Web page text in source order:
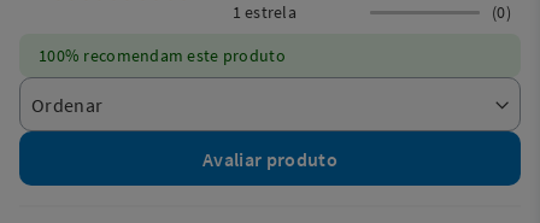
1 estrela
(0)
100% recomendam este produto
Avaliar produto